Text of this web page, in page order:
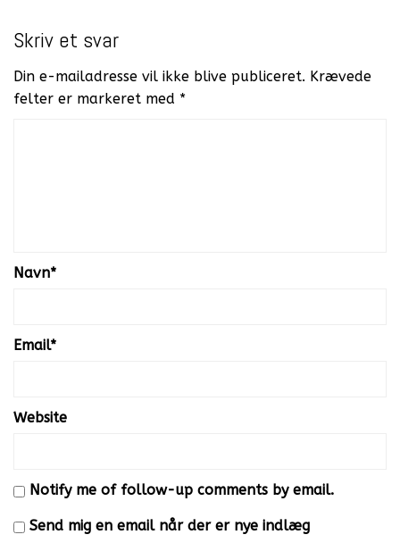
Skriv et svar
Din e-mailadresse vil ikke blive publiceret. Krævede
felter er markeret med *
Navn*
Email*
Website
Notify me of follow-up comments by email.
Send mig en email når der er nye indlæg